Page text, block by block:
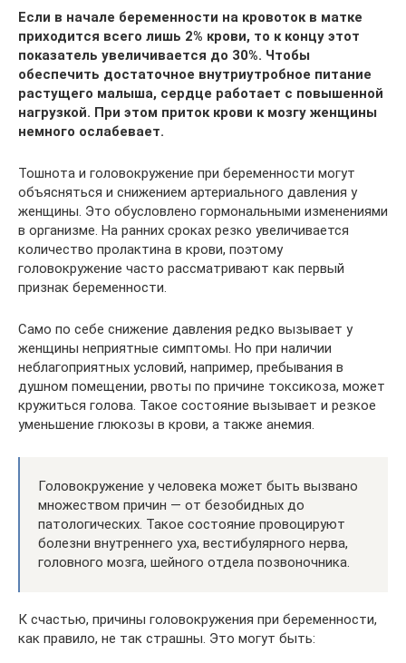
Если в начале беременности на кровоток в матке
приходится всего лишь 2% крови, то к концу этот
показатель увеличивается до 30%. Чтобы
обеспечить достаточное внутриутробное питание
растущего малыша, сердце работает с повышенной
нагрузкой. При этом приток крови к мозгу женщины
немного ослабевает.
Тошнота и головокружение при беременности могут
объясняться и снижением артериального давления у
женщины. Это обусловлено гормональными изменениями
в организме. На ранних сроках резко увеличивается
количество пролактина в крови, поэтому
головокружение часто рассматривают как первый
признак беременности.
Само по себе снижение давления редко вызывает у
женщины неприятные симптомы. Но при наличии
неблагоприятных условий, например, пребывания в
душном помещении, рвоты по причине токсикоза, может
кружиться голова. Такое состояние вызывает и резкое
уменьшение глюкозы в крови, а также анемия.
Головокружение у человека может быть вызвано
множеством причин — от безобидных до
патологических. Такое состояние провоцируют
болезни внутреннего уха, вестибулярного нерва,
головного мозга, шейного отдела позвоночника.
К счастью, причины головокружения при беременности,
как правило, не так страшны. Это могут быть: